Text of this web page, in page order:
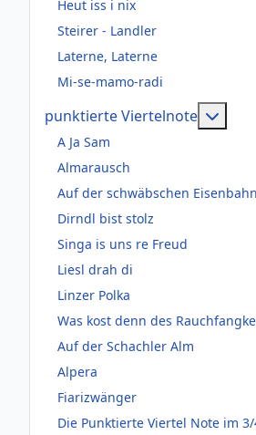
Heut iss i nix
Steirer - Landler
Laterne, Laterne
Mi-se-mamo-radi
punktierte Viertelnote
A Ja Sam
Almarausch
Auf der schwäbschen
Dirndl bist stolz
Singa is uns re Freud
Liesl drah di
Linzer Polka
Was kost denn des
Auf der Schachler Alm
Alpera
Fiarizwänger
Die Punktierte Viertel Note im 3/